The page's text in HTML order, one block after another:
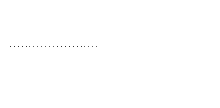
. . . . . . . . . . . . . . . . . . . . . . .